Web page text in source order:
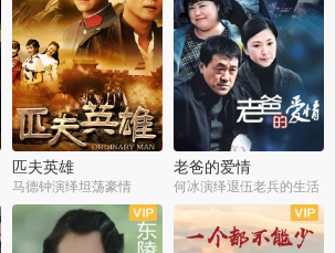
匹夫英雄
马德钟演绎坦荡豪情
老爸的爱情
何冰演绎退伍老兵的生活
全33集 全36集